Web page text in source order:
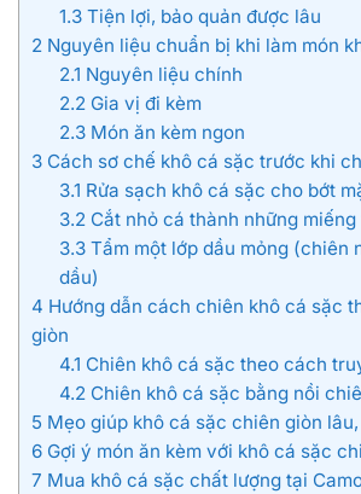
1.3Tiện lợi, bảo quản được lâu
2 Nguyên liệu chuẩn bị khi làm món
2.1 Nguyên liệu chính
2.2 Gia vị đi kèm
2.3Món ăn kèm ngon
3 Cách sơ chế khô cá sặc trước khi
3.1 Rửa sạch khô cá sặc cho bớt
3.2 Cắt nhỏ cá thành những miếng
3.3Tẩm một lớp dầu mỏng (chiên
dầu)
4 Hướng dẫn cách chiên khô cá sặc
giòn
4.1 Chiên khô cá sặc theo cách
4.2 Chiên khô cá sặc bằng nồi
5 Mẹo giúp khô cá sặc chiên giòn
6 Gợi ý món ăn kèm với khô cá sặc
7 Mua khô cá sặc chất lượng tại